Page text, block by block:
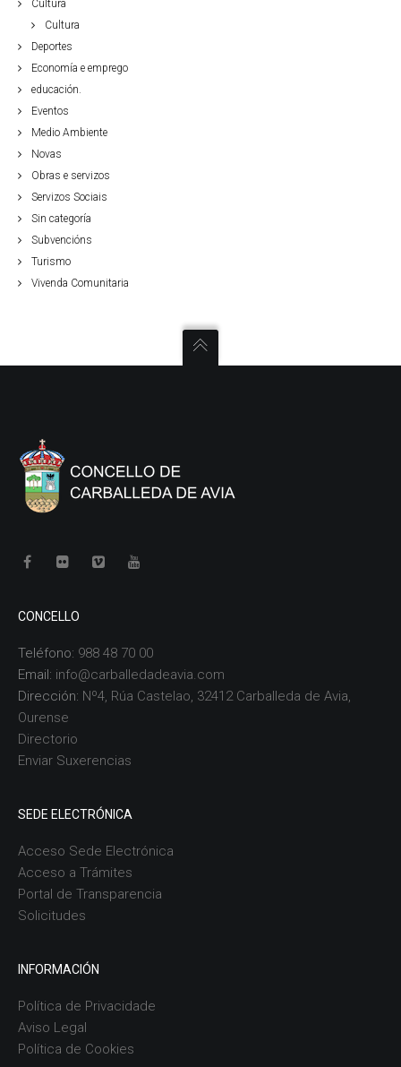
Cultura
Cultura
Deportes
Economía e emprego
educación.
Eventos
Medio Ambiente
Novas
Obras e servizos
Servizos Sociais
Sin categoría
Subvencións
Turismo
Vivenda Comunitaria
CONCELLO
Teléfono: 988 48 70 00
Email: info@carballedadeavia.com
Dirección: Nº4, Rúa Castelao, 32412 Carballeda de Avia,
Ourense
Directorio
Enviar Suxerencias
SEDE ELECTRÓNICA
Acceso Sede Electrónica
Acceso a Trámites
Portal de Transparencia
Solicitudes
INFORMACIÓN
Política de Privacidade
Aviso Legal
Política de Cookies